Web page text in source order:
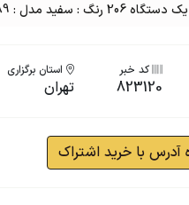
رنگ : سفید مدل : 89
کد خبر
823120
استان برگزاری
تهران
با خرید اشتراک